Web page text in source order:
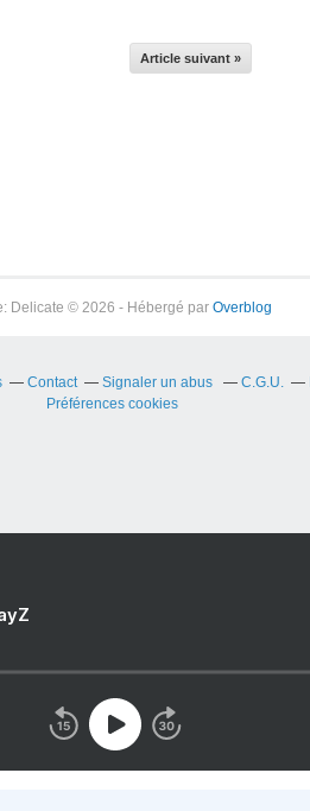
Article suivant »
Delicate © 2026 - Hébergé par Overblog
Contact Signaler un abus C.G.U.
Préférences cookies